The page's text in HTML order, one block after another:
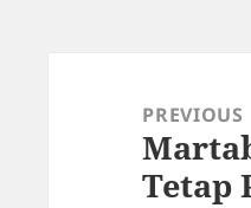
navigationPREVIOUS
Previous
post:
Tetap